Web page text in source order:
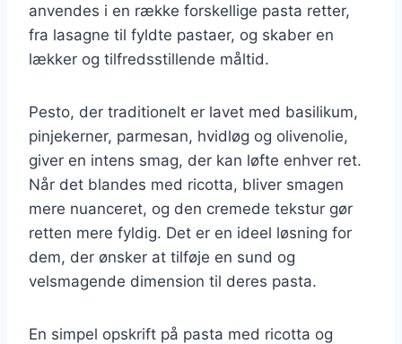
anvendes i en række forskellige pasta retter,
fra lasagne til fyldte pastaer, og skaber en
lækker og tilfredsstillende måltid.
Pesto, der traditionelt er lavet med basilikum,
pinjekerner, parmesan, hvidløg og olivenolie,
giver en intens smag, der kan løfte enhver ret.
Når det blandes med ricotta, bliver smagen
mere nuanceret, og den cremede tekstur gør
retten mere fyldig. Det er en ideel løsning for
dem, der ønsker at tilføje en sund og
velsmagende dimension til deres pasta.
En simpel opskrift på pasta med ricotta og